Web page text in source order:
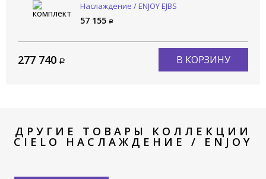
Наслаждение / ENJOY EJBS
AV
57 155
277 740 В КОРЗИНУ
ДРУГИЕ ТОВАРЫ КОЛЛЕКЦИИ
CIELO НАСЛАЖДЕНИЕ / ENJOY